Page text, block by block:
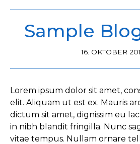
Sample
16. OKTOBER
Lorem ipsum dolor sit amet,
elit. Aliquam ut est ex. Mauris
dictum sit amet, dignissim eu
in nibh blandit fringilla. Nunc
vitae tempus. Nullam ornare